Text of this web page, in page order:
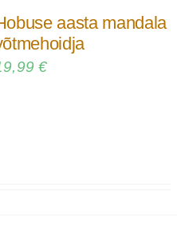
aasta mandala
€